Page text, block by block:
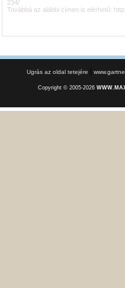
234/
Továbbá az alábbi címen is elérhető:
Ugrás az oldal tetejére
Copyright © 2005-2026